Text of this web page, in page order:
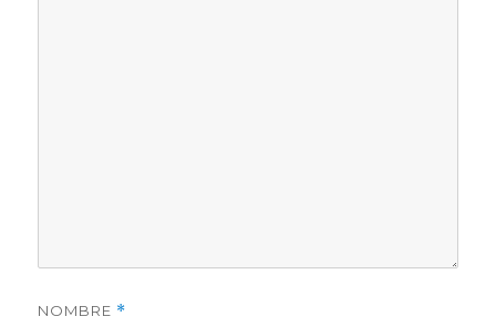
NOMBRE *